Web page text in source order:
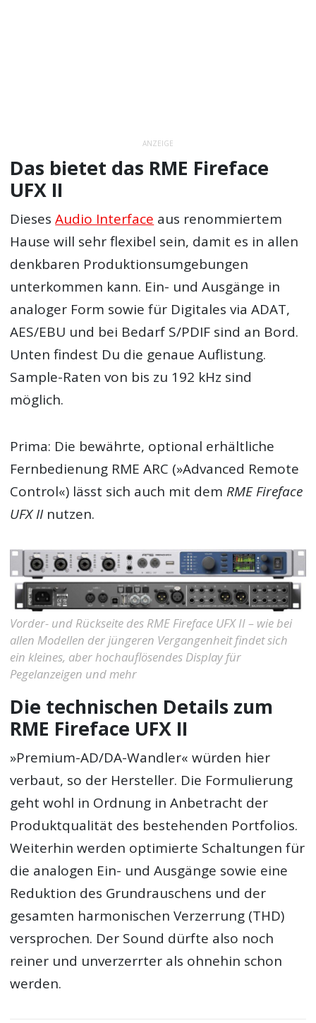
ANZEIGE
Das bietet das RME Fireface
UFX II
DiesesAudio Interface aus renommiertem
Hause will sehr flexibel sein, damit es in allen
denkbaren Produktionsumgebungen
unterkommen kann. Ein- und Ausgänge in
analoger Form sowie für Digitales via ADAT,
AES/EBU und bei Bedarf S/PDIF sind an Bord.
Unten findest Du die genaue Auflistung.
Sample-Raten von bis zu 192 kHz sind
möglich.
Prima: Die bewährte, optional erhältliche
Fernbedienung RME ARC (»Advanced Remote
Control«) lässt sich auch mit dem RME Fireface
UFX IInutzen.
Vorder- und Rückseite des RME Fireface UFX II – wie bei
allen Modellen der jüngeren Vergangenheit findet sich
ein kleines, aber hochauflösendes Display für
Pegelanzeigen und mehr
Die technischen Details zum
RME Fireface UFX II
»Premium-AD/DA-Wandler« würden hier
verbaut, so der Hersteller. Die Formulierung
geht wohl in Ordnung in Anbetracht der
Produktqualität des bestehenden Portfolios.
Weiterhin werden optimierte Schaltungen für
die analogen Ein- und Ausgänge sowie eine
Reduktion des Grundrauschens und der
gesamten harmonischen Verzerrung (THD)
versprochen. Der Sound dürfte also noch
reiner und unverzerrter als ohnehin schon
werden.